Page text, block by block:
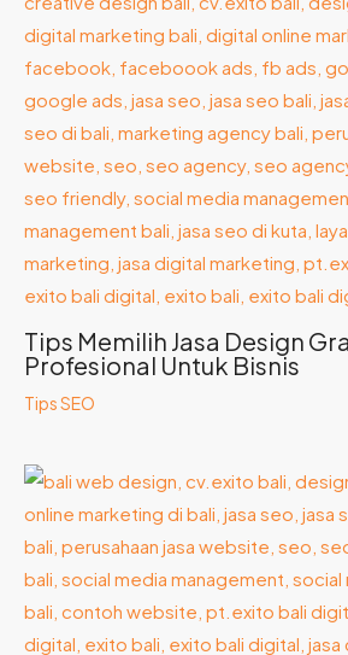
Tips Memilih Jasa Design
Profesional Untuk Bisnis
Tips SEO